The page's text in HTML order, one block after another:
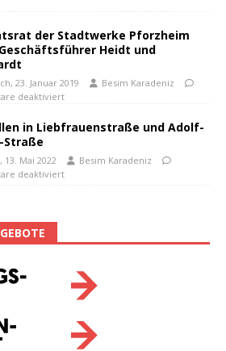
der Stadtwerke Pforzheim
Heidt und
23. Januar 2019
Besim Karadeniz
deaktiviert
in Liebfrauenstraße und Adolf-
Straße
13. Mai 2022
Besim Karadeniz
deaktiviert